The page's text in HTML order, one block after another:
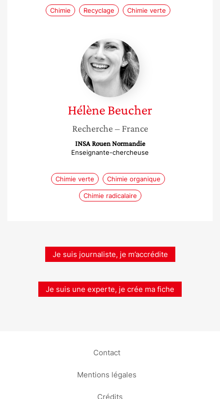
Chimie Recyclage Chimie verte
Hélène
Beucher
HélèneBeucher
Recherche – France
INSA Rouen Normandie
Enseignante-chercheuse
Chimie verte Chimie organique
Chimie radicalaire
Je suis journaliste, je m’accrédite
Je suis une experte, je crée ma fiche
Contact
Mentions légales
Crédits